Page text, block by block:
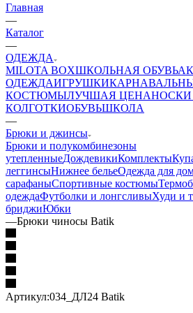
Главная
—
Каталог
—
ОДЕЖДА
MILOTA BOXШКОЛЬНАЯ ОБУВЬ
ОДЕЖДАИГРУШКИ
КОСТЮМЫЛУЧШАЯ ЦЕНАНОСКИ
КОЛГОТКИОБУВЬШКОЛА
—
Брюки и джинсы
Брюки и полукомбинезоны
утепленныеДождевикиКомплекты
леггинсыНижнее бельеОдежда для
сарафаныСпортивные костюмы
одеждаФутболки и лонгсливыХуди и
бриджиЮбки
—Брюки чиносы Batik
Артикул:034_ДЛ24 Batik